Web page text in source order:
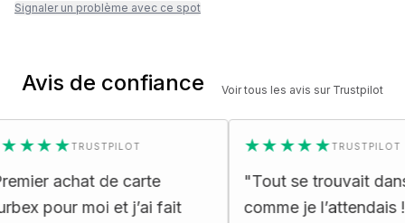
Signaler un problème avec ce spot
Avis de confiance Voir tous les avis sur Trustpilot
TRUSTPILOT
achat de carte
pour moi et j’ai fait
★★★★★ TRUSTPILOT
Tout se trouvait dans la
comme je l’attendais ! Je